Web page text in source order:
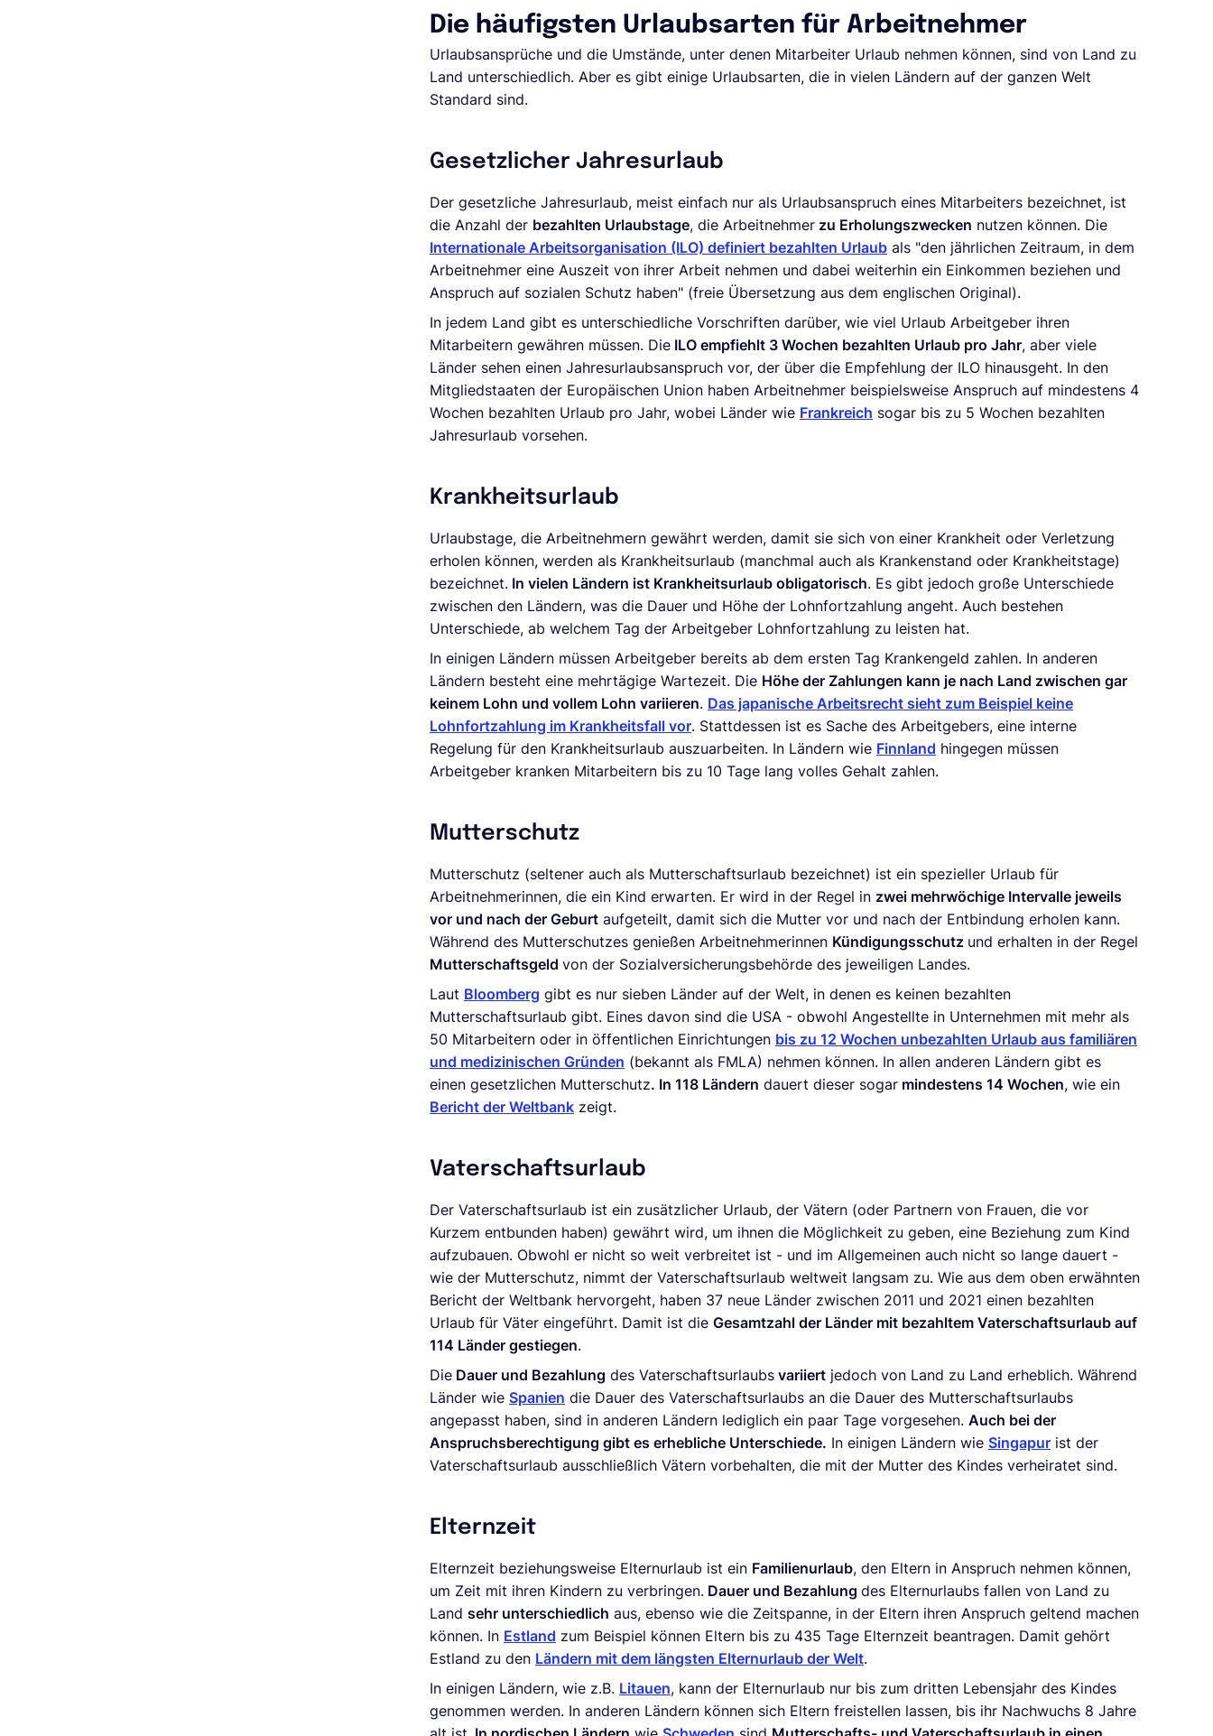
Die häufigsten Urlaubsarten für Arbeitnehmer
Urlaubsansprüche und die Umstände, unter denen Mitarbeiter Urlaub nehmen können, sind von Land zu
Land unterschiedlich. Aber es gibt einige Urlaubsarten, die in vielen Ländern auf der ganzen Welt
Standard sind.
Gesetzlicher Jahresurlaub
Der gesetzliche Jahresurlaub, meist einfach nur als Urlaubsanspruch eines Mitarbeiters bezeichnet, ist
die Anzahl der bezahlten Urlaubstage, die Arbeitnehmer zu Erholungszwecken nutzen können. Die
Internationale Arbeitsorganisation (ILO) definiert bezahlten Urlaub als "den jährlichen Zeitraum, in dem
Arbeitnehmer eine Auszeit von ihrer Arbeit nehmen und dabei weiterhin ein Einkommen beziehen und
Anspruch auf sozialen Schutz haben" (freie Übersetzung aus dem englischen Original).
In jedem Land gibt es unterschiedliche Vorschriften darüber, wie viel Urlaub Arbeitgeber ihren
Mitarbeitern gewähren müssen. Die ILO empfiehlt 3 Wochen bezahlten Urlaub pro Jahr, aber viele
Länder sehen einen Jahresurlaubsanspruch vor, der über die Empfehlung der ILO hinausgeht. In den
Mitgliedstaaten der Europäischen Union haben Arbeitnehmer beispielsweise Anspruch auf mindestens 4
Wochen bezahlten Urlaub pro Jahr, wobei Länder wie Frankreich sogar bis zu 5 Wochen bezahlten
Jahresurlaub vorsehen.
Krankheitsurlaub
Urlaubstage, die Arbeitnehmern gewährt werden, damit sie sich von einer Krankheit oder Verletzung
erholen können, werden als Krankheitsurlaub (manchmal auch als Krankenstand oder Krankheitstage)
bezeichnet. In vielen Ländern ist Krankheitsurlaub obligatorisch. Es gibt jedoch große Unterschiede
zwischen den Ländern, was die Dauer und Höhe der Lohnfortzahlung angeht. Auch bestehen
Unterschiede, ab welchem Tag der Arbeitgeber Lohnfortzahlung zu leisten hat.
In einigen Ländern müssen Arbeitgeber bereits ab dem ersten Tag Krankengeld zahlen. In anderen
Ländern besteht eine mehrtägige Wartezeit. Die Höhe der Zahlungen kann je nach Land zwischen gar
keinem Lohn und vollem Lohn variieren. Das japanische Arbeitsrecht sieht zum Beispiel keine
Lohnfortzahlung im Krankheitsfall vor. Stattdessen ist es Sache des Arbeitgebers, eine interne
Regelung für den Krankheitsurlaub auszuarbeiten. In Ländern wie Finnland hingegen müssen
Arbeitgeber kranken Mitarbeitern bis zu 10 Tage lang volles Gehalt zahlen.
Mutterschutz
Mutterschutz (seltener auch als Mutterschaftsurlaub bezeichnet) ist ein spezieller Urlaub für
Arbeitnehmerinnen, die ein Kind erwarten. Er wird in der Regel in zwei mehrwöchige Intervalle jeweils
vor und nach der Geburt aufgeteilt, damit sich die Mutter vor und nach der Entbindung erholen kann.
Während des Mutterschutzes genießen Arbeitnehmerinnen Kündigungsschutz und erhalten in der Regel
Mutterschaftsgeld von der Sozialversicherungsbehörde des jeweiligen Landes.
Laut Bloomberg gibt es nur sieben Länder auf der Welt, in denen es keinen bezahlten
Mutterschaftsurlaub gibt. Eines davon sind die USA - obwohl Angestellte in Unternehmen mit mehr als
50 Mitarbeitern oder in öffentlichen Einrichtungen bis zu 12 Wochen unbezahlten Urlaub aus familiären
und medizinischen Gründen (bekannt als FMLA) nehmen können. In allen anderen Ländern gibt es
einen gesetzlichen Mutterschutz. In 118 Ländern dauert dieser sogar mindestens 14 Wochen, wie ein
Bericht der Weltbank zeigt.
Vaterschaftsurlaub
Der Vaterschaftsurlaub ist ein zusätzlicher Urlaub, der Vätern (oder Partnern von Frauen, die vor
Kurzem entbunden haben) gewährt wird, um ihnen die Möglichkeit zu geben, eine Beziehung zum Kind
aufzubauen. Obwohl er nicht so weit verbreitet ist - und im Allgemeinen auch nicht so lange dauert -
wie der Mutterschutz, nimmt der Vaterschaftsurlaub weltweit langsam zu. Wie aus dem oben erwähnten
Bericht der Weltbank hervorgeht, haben 37 neue Länder zwischen 2011 und 2021 einen bezahlten
Urlaub für Väter eingeführt. Damit ist die Gesamtzahl der Länder mit bezahltem Vaterschaftsurlaub auf
114 Länder gestiegen.
Die Dauer und Bezahlung des Vaterschaftsurlaubs variiert jedoch von Land zu Land erheblich. Während
Länder wie Spanien die Dauer des Vaterschaftsurlaubs an die Dauer des Mutterschaftsurlaubs
angepasst haben, sind in anderen Ländern lediglich ein paar Tage vorgesehen. Auch bei der
Anspruchsberechtigung gibt es erhebliche Unterschiede. In einigen Ländern wie Singapur ist der
Vaterschaftsurlaub ausschließlich Vätern vorbehalten, die mit der Mutter des Kindes verheiratet sind.
Elternzeit
Elternzeit beziehungsweise Elternurlaub ist ein Familienurlaub, den Eltern in Anspruch nehmen können,
um Zeit mit ihren Kindern zu verbringen. Dauer und Bezahlung des Elternurlaubs fallen von Land zu
Land sehr unterschiedlich aus, ebenso wie die Zeitspanne, in der Eltern ihren Anspruch geltend machen
können. In Estland zum Beispiel können Eltern bis zu 435 Tage Elternzeit beantragen. Damit gehört
Estland zu den Ländern mit dem längsten Elternurlaub der Welt.
In einigen Ländern, wie z.B. Litauen, kann der Elternurlaub nur bis zum dritten Lebensjahr des Kindes
genommen werden. In anderen Ländern können sich Eltern freistellen lassen, bis ihr Nachwuchs 8 Jahre